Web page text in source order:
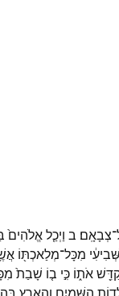
צְבָאָֽם׃ ב וַיְכַ֤לאֱלֹהִים֙
מִכָּל־מְלַאכְתּ֖וֹ
אֹת֑וֹ כִּ֣י ב֤וֹ שָׁבַת֙